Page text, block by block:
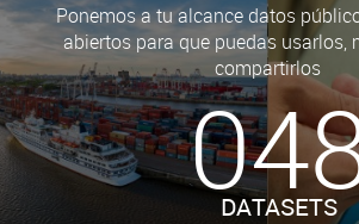
Ponemos a tu alcance datos
abiertos para que puedas usarlos,
compartirlos
DATASETS